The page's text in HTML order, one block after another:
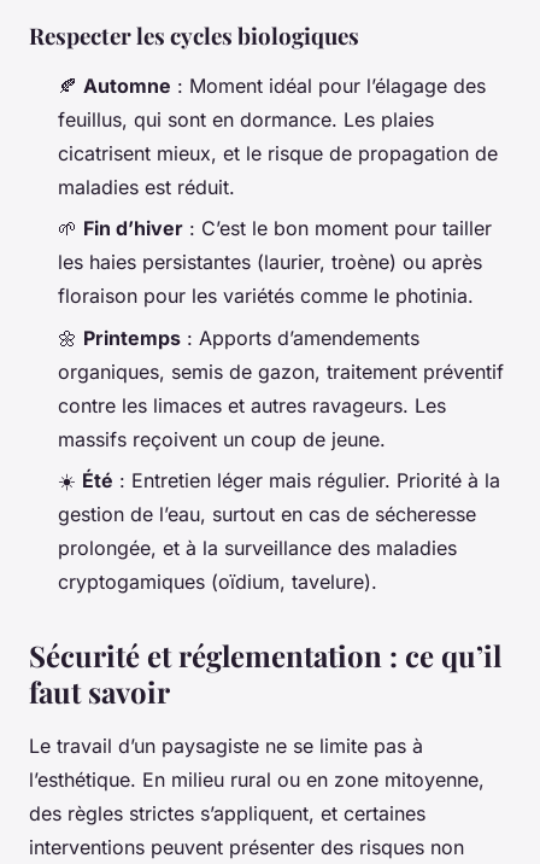
Respecter les cycles biologiques
🍂 Automne : Moment idéal pour l’élagage des
feuillus, qui sont en dormance. Les plaies
cicatrisent mieux, et le risque de propagation de
maladies est réduit.
🌱 Fin d’hiver : C’est le bon moment pour tailler
les haies persistantes (laurier, troène) ou après
floraison pour les variétés comme le photinia.
🌼 Printemps : Apports d’amendements
organiques, semis de gazon, traitement préventif
contre les limaces et autres ravageurs. Les
massifs reçoivent un coup de jeune.
☀️ Été : Entretien léger mais régulier. Priorité à la
gestion de l’eau, surtout en cas de sécheresse
prolongée, et à la surveillance des maladies
cryptogamiques (oïdium, tavelure).
Sécurité et réglementation : ce qu’il
faut savoir
Le travail d’un paysagiste ne se limite pas à
l’esthétique. En milieu rural ou en zone mitoyenne,
des règles strictes s’appliquent, et certaines
interventions peuvent présenter des risques non